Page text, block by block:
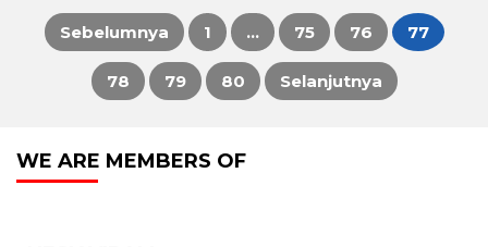
Paginasi
78 79 80 Selanjutnya